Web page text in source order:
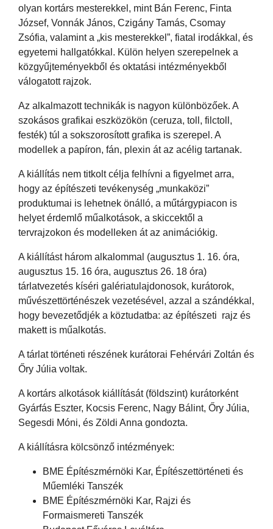
olyan kortárs mesterekkel, mint Bán Ferenc, Finta
József, Vonnák János, Czigány Tamás, Csomay
Zsófia, valamint a „kis mesterekkel”, fiatal irodákkal, és
egyetemi hallgatókkal. Külön helyen szerepelnek a
közgyűjteményekből és oktatási intézményekből
válogatott rajzok.
Az alkalmazott technikák is nagyon különbözőek. A
szokásos grafikai eszközökön (ceruza, toll, filctoll,
festék) túl a sokszorosított grafika is szerepel. A
modellek a papíron, fán, plexin át az acélig tartanak.
A kiállítás nem titkolt célja felhívni a figyelmet arra,
hogy az építészeti tevékenység „munkaközi”
produktumai is lehetnek önálló, a műtárgypiacon is
helyet érdemlő műalkotások, a skiccektől a
tervrajzokon és modelleken át az animációkig.
A kiállítást három alkalommal (augusztus 1. 16. óra,
augusztus 15. 16 óra, augusztus 26. 18 óra)
tárlatvezetés kíséri galériatulajdonosok, kurátorok,
művészettörténészek vezetésével, azzal a szándékkal,
hogy bevezetődjék a köztudatba: az építészeti rajz és
makett is műalkotás.
A tárlat történeti részének kurátorai Fehérvári Zoltán és
Őry Júlia voltak.
A kortárs alkotások kiállítását (földszint) kurátorként
Gyárfás Eszter, Kocsis Ferenc, Nagy Bálint, Őry Júlia,
Segesdi Móni, és Zöldi Anna gondozta.
A kiállításra kölcsönző intézmények:
BME Építészmérnöki Kar, Építészettörténeti és
Műemléki Tanszék
BME Építészmérnöki Kar, Rajzi és
Formaismereti Tanszék